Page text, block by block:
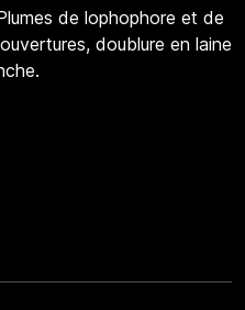
de lophophore et de
doublure en laine